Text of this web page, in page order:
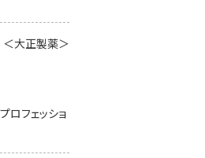
＜大正製薬＞
ロフェッショ